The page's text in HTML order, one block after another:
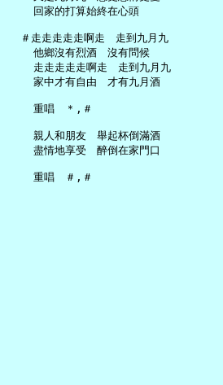
     回家的打算始終在心頭
   ＃走走走走走啊走　走到九月九
     他鄉沒有烈酒　沒有問候
     走走走走走啊走　走到九月九
     家中才有自由　才有九月酒
     重唱　＊,＃
     親人和朋友　舉起杯倒滿酒
     盡情地享受　醉倒在家門口